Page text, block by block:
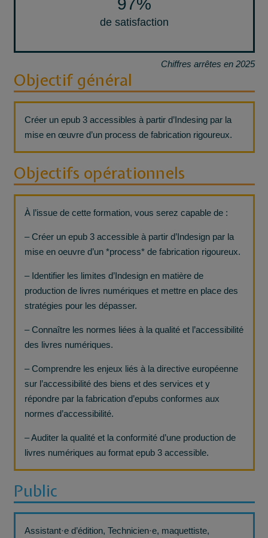
97%
de satisfaction
Chiffres arrêtes en 2025
Objectif général
Créer un epub 3 accessibles à partir d’Indesing par la
mise en œuvre d’un process de fabrication rigoureux.
Objectifs opérationnels
À l’issue de cette formation, vous serez capable de :
– Créer un epub 3 accessible à partir d’Indesign par la
mise en oeuvre d’un *process* de fabrication rigoureux.
– Identifier les limites d’Indesign en matière de
production de livres numériques et mettre en place des
stratégies pour les dépasser.
– Connaître les normes liées à la qualité et l’accessibilité
des livres numériques.
– Comprendre les enjeux liés à la directive européenne
sur l’accessibilité des biens et des services et y
répondre par la fabrication d’epubs conformes aux
normes d’accessibilité.
– Auditer la qualité et la conformité d’une production de
livres numériques au format epub 3 accessible.
Public
Assistant·e d’édition, Technicien·e, maquettiste,